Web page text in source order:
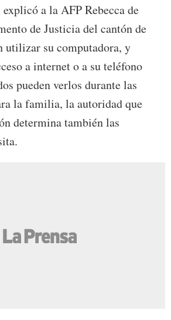
a la AFP Rebecca de
de Justicia del cantón de
utilizar su computadora, y
a internet o a su teléfono
pueden verlos durante las
la familia, la autoridad que
determina también las